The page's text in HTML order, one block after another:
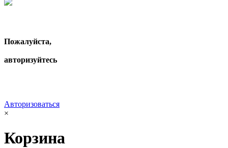
Пожалуйста,
авторизуйтесь
Авторизоваться
×
Корзина